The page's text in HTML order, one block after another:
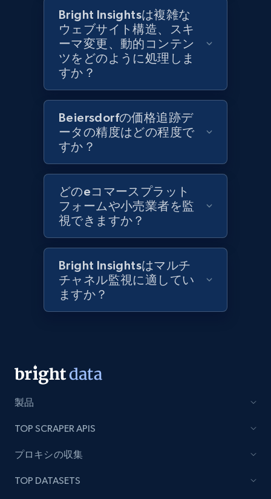
Zara - Products - discovery by category url
Category id, Product id, Product name, Price,
Currency, Colour code, Colour, Description, and
1.2K+ 208+ 今すぐ始める
Best Buy products
URL, Product id, Title, Images, Final price,
Currency, Discount, Initial price, and more.
Best Buy products - Collect data on
Lazada - Products
price, Currency, Stock, and more.
Bright Insightsは複雑な
ウェブサイト構造、スキ
ーマ変更、動的コンテン
ツをどのように処理しま
すか？
Beiersdorfの価格追跡デ
ータの精度はどの程度で
すか？
どのeコマースプラット
フォームや小売業者を監
視できますか？
Bright Insightsはマルチ
チャネル監視に適してい
ますか？
製品
TOP SCRAPER APIS
プロキシの収集
TOP DATASETS